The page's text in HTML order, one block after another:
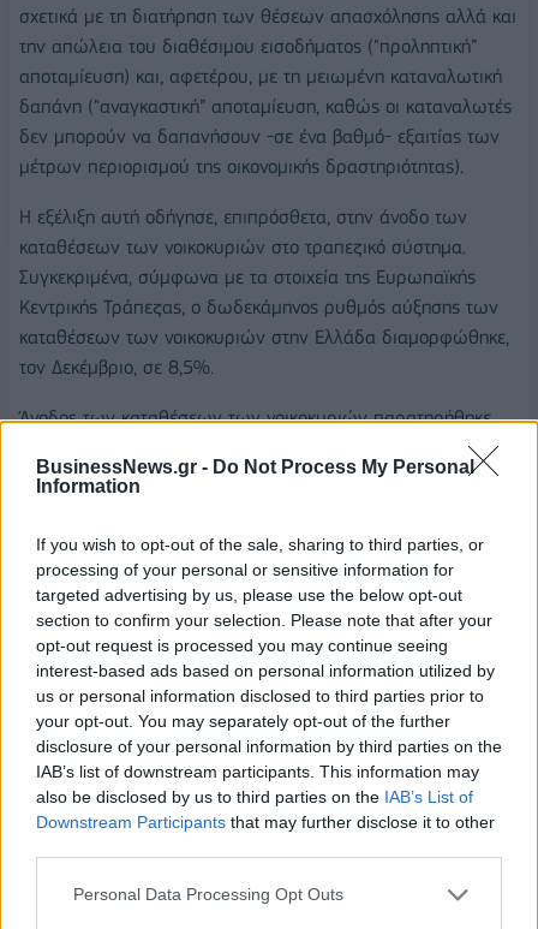
BusinessNews.gr - Do Not Process My Personal
Information
If you wish to opt-out of the sale, sharing to third parties, or
processing of your personal or sensitive information for
targeted advertising by us, please use the below opt-out
section to confirm your selection. Please note that after your
opt-out request is processed you may continue seeing
interest-based ads based on personal information utilized by
us or personal information disclosed to third parties prior to
your opt-out. You may separately opt-out of the further
disclosure of your personal information by third parties on the
IAB’s list of downstream participants. This information may
also be disclosed by us to third parties on the IAB’s List of
Downstream Participants that may further disclose it to other
Personal Data Processing Opt Outs
σχετικά με τη διατήρηση των θέσεων απασχόλησης αλλά και
την απώλεια του διαθέσιμου εισοδήματος ("προληπτική”
αποταμίευση) και, αφετέρου, με τη μειωμένη καταναλωτική
δαπάνη ("αναγκαστική” αποταμίευση, καθώς οι καταναλωτές
δεν μπορούν να δαπανήσουν -σε ένα βαθμό- εξαιτίας των
μέτρων περιορισμού της οικονομικής δραστηριότητας).
Η εξέλιξη αυτή οδήγησε, επιπρόσθετα, στην άνοδο των
καταθέσεων των νοικοκυριών στο τραπεζικό σύστημα.
Συγκεκριμένα, σύμφωνα με τα στοιχεία της Ευρωπαϊκής
Κεντρικής Τράπεζας, ο δωδεκάμηνος ρυθμός αύξησης των
καταθέσεων των νοικοκυριών στην Ελλάδα διαμορφώθηκε,
τον Δεκέμβριο, σε 8,5%.
Άνοδος των καταθέσεων των νοικοκυριών παρατηρήθηκε
και στην Ευρωζώνη, από την εμφάνιση της πανδημίας και
μετά, με τον ετήσιο ρυθμό αύξησης να έχει διαμορφωθεί,
καταθέσεων σημειώθηκε και από την πλευρά των
επιχειρήσεων.
Ο δωδεκάμηνος ρυθμός αύξησης των καταθέσεων των μη
χρηματοπιστωτικών επιχειρήσεων ανήλθε, τον Δεκέμβριο
στην Ελλάδα, σε 39,1%. Το τελευταίο ήταν αποτέλεσμα της
συγκράτησης των δαπανών, εξαιτίας της αβεβαιότητας που
προκάλεσε η πανδημία Covid19 για την εξέλιξη των
εργασιών των επιχειρήσεων και των εσόδων τους, καθώς
και για τη ρευστότητά τους, αλλά και των έκτακτων μέτρων
που υιοθετήθηκαν από την Ελληνική Κυβέρνηση με σκοπό τη
στήριξη των επιχειρήσεων (παροχή ρευστότητας προς τις
επιχειρήσεις, η οποία διοχετεύτηκε μέσω του τραπεζικού